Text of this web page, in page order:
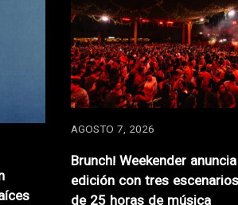
AGOSTO 7, 2026
Brunch! Weekender
edición con tres